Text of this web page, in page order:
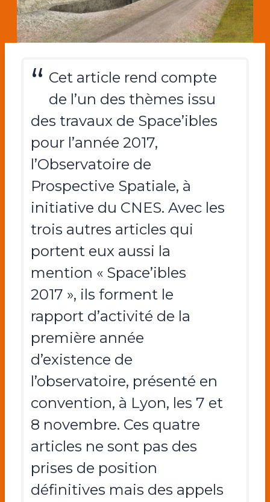
Cet article rend compte
de l’un des thèmes issu
des travaux de Space’ibles
pour l’année 2017,
l’Observatoire de
Prospective Spatiale, à
initiative du CNES. Avec les
trois autres articles qui
portent eux aussi la
mention « Space’ibles
2017 », ils forment le
rapport d’activité de la
première année
d’existence de
l’observatoire, présenté en
convention, à Lyon, les 7 et
8 novembre. Ces quatre
articles ne sont pas des
prises de position
définitives mais des appels